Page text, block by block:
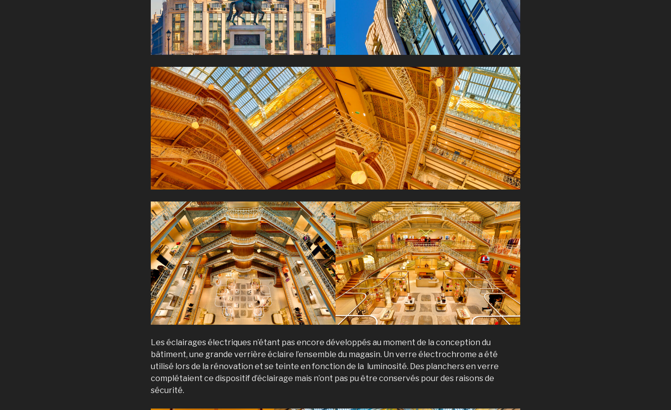
Les éclairages électriques n’étant pas encore développés au moment de la conception du
bâtiment, une grande verrière éclaire l’ensemble du magasin. Un verre électrochrome a été
utilisé lors de la rénovation et se teinte en fonction de la luminosité. Des planchers en verre
complétaient ce dispositif d’éclairage mais n’ont pas pu être conservés pour des raisons de
sécurité.